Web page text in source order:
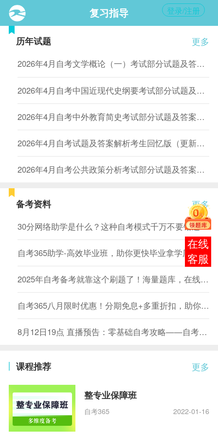
复习指导 登录/注册
更多
历年试题
2026年4月自考文学概论（一）考试部分试题及答案（考友回忆版）
2026年4月自考中国近现代史纲要考试部分试题及答案（考友回忆版）
2026年4月自考中外教育简史考试部分试题及答案（考友回忆版）
2026年4月自考试题及答案解析考生回忆版（更新中）
2026年4月自考公共政策分析考试部分试题及答案（考友回忆版）
更多
备考资料
30分网络助学是什么？这种自考模式千万不要错过！
自考365助学-高效毕业班，助你更快毕业拿学历！
2025年自考备考就靠这个刷题了！海量题库，在线免费刷！
自考365八月限时优惠！分期免息+多重折扣，助你学历提升快人一步！
8月12日19点 直播预告：零基础自考攻略——自考“43分及格”+1.5年拿证全拆解
更多
课程推荐
整专业保障班
自考365 2022-01-16
在线
客服